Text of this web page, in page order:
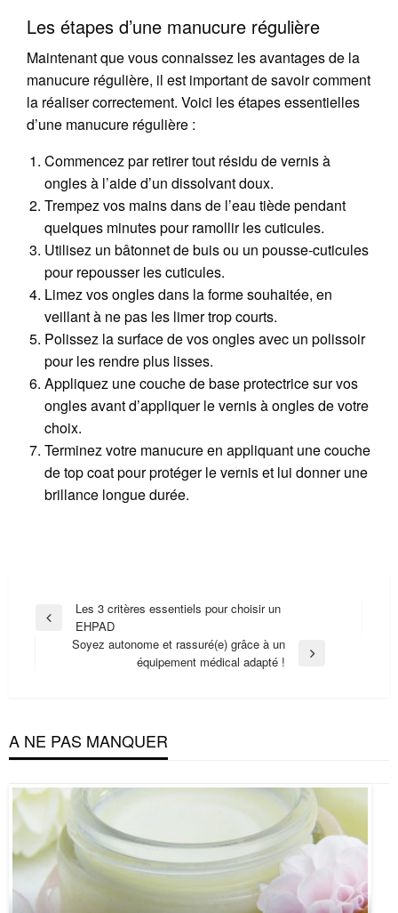
Les étapes d’une manucure régulière
Maintenant que vous connaissez les avantages de la
manucure régulière, il est important de savoir comment
la réaliser correctement. Voici les étapes essentielles
d’une manucure régulière :
Commencez par retirer tout résidu de vernis à
ongles à l’aide d’un dissolvant doux.
Trempez vos mains dans de l’eau tiède pendant
quelques minutes pour ramollir les cuticules.
Utilisez un bâtonnet de buis ou un pousse-cuticules
pour repousser les cuticules.
Limez vos ongles dans la forme souhaitée, en
veillant à ne pas les limer trop courts.
Polissez la surface de vos ongles avec un polissoir
pour les rendre plus lisses.
Appliquez une couche de base protectrice sur vos
ongles avant d’appliquer le vernis à ongles de votre
choix.
Terminez votre manucure en appliquant une couche
de top coat pour protéger le vernis et lui donner une
brillance longue durée.
Navigation
Previous
Les 3 critères essentiels pour choisir un
EHPAD
Soyez autonome et rassuré(e) grâce à un
équipement médical adapté !
A NE PAS MANQUER